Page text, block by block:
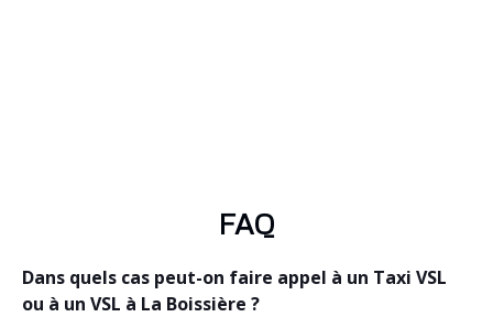
FAQ
Dans quels cas peut-on faire appel à un Taxi VSL
ou à un VSL à La Boissière ?